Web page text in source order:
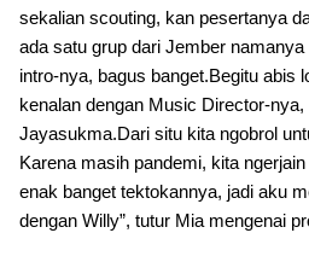
sekalian scouting, kan pesertanya
ada satu grup dari Jember
intro-nya, bagus banget.Begitu abis
kenalan dengan Music Director-
Jayasukma.Dari situ kita ngobrol
Karena masih pandemi, kita
enak banget tektokannya, jadi aku
dengan Willy”, tutur Mia mengenai